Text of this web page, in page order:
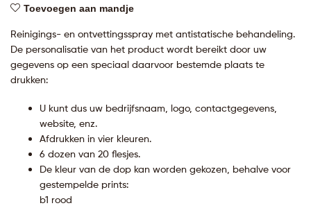
Toevoegen aan mandje
Reinigings- en ontvettingsspray met antistatische behandeling.
De personalisatie van het product wordt bereikt door uw
gegevens op een speciaal daarvoor bestemde plaats te
drukken:
U kunt dus uw bedrijfsnaam, logo, contactgegevens,
website, enz.
Afdrukken in vier kleuren.
6 dozen van 20 flesjes.
De kleur van de dop kan worden gekozen, behalve voor
gestempelde prints:
b1 rood